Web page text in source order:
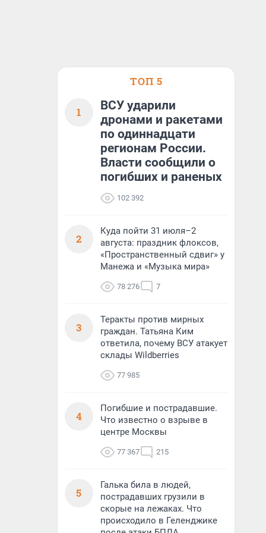
ТОП 5
1
ВСУ ударили
дронами и ракетами
по одиннадцати
регионам России.
Власти сообщили о
погибших и раненых
102 392
2
Куда пойти 31 июля–2
августа: праздник флоксов,
«Пространственный сдвиг» у
Манежа и «Музыка мира»
78 276 7
3
Теракты против мирных
граждан. Татьяна Ким
ответила, почему ВСУ атакует
склады Wildberries
77 985
4
Погибшие и пострадавшие.
Что известно о взрыве в
центре Москвы
77 367 215
5
Галька била в людей,
пострадавших грузили в
скорые на лежаках. Что
происходило в Геленджике